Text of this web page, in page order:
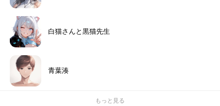
白猫さんと黒猫先生
青葉湊
もっと見る